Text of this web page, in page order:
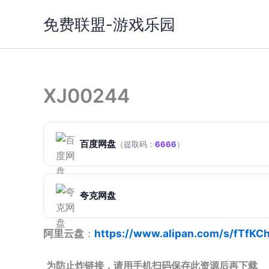
免费联盟-游戏乐园
XJ00244
百度网盘 （提取码： 6666）
夸克网盘
阿里云盘 ： https://www.alipan.com/s/
为防止炸链接，请用手机扫码保存此资源后再下载